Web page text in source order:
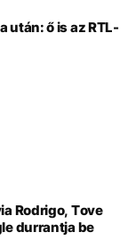
után: ő is az RTL-
Rodrigo, Tove
durrantja be